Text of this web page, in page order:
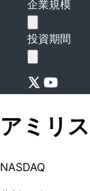
企業規模
投資期間
アミリス
NASDAQ